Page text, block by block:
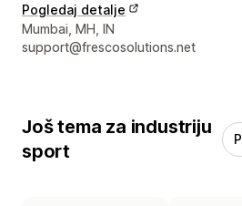
Pogledaj detalje
Podaci za kontakt dizajnera
Mumbai, MH, IN
support@frescosolutions.net
Još tema za industriju
sport